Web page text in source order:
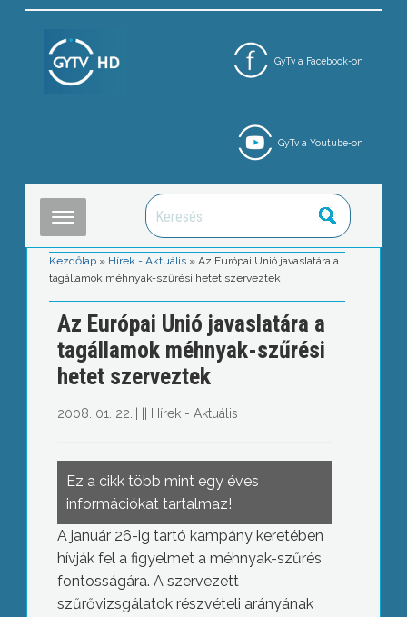
GyTv a Facebook-on
GyTv a Youtube-on
Kezdőlap » Hírek - Aktuális »Az Európai Unió javaslatára a
tagállamok méhnyak-szűrési hetet szerveztek
Az Európai Unió javaslatára a
tagállamok méhnyak-szűrési
hetet szerveztek
2008. 01. 22. Hírek - Aktuális
Ez a cikk több mint egy éves
információkat tartalmaz!
A január 26-ig tartó kampány keretében
hívják fel a figyelmet a méhnyak-szűrés
fontosságára. A szervezett
szűrővizsgálatok részvételi arányának